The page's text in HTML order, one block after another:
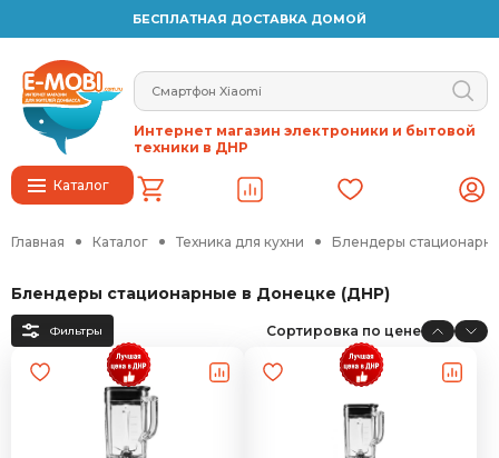
БЕСПЛАТНАЯ ДОСТАВКА ДОМОЙ
Каталог
Интернет магазин электроники и бытовой
техники в ДНР
Главная Каталог Техника для кухни Блендеры
Блендеры стационарные в Донецке (ДНР)
Фильтры Сортировка по цене